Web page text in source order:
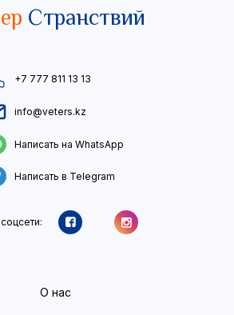
Странствий
+7 777 811 13 13
info@veters.kz
Написать на WhatsApp
Написать в Telegram
О нас